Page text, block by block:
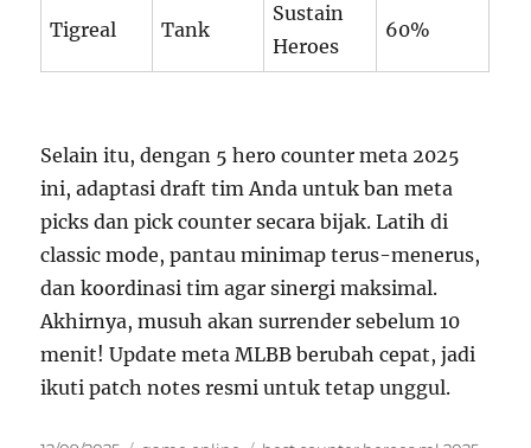
Tigreal Tank
Sustain
Heroes
60%
Selain itu, dengan 5 hero counter meta 2025
ini, adaptasi draft tim Anda untuk ban meta
picks dan pick counter secara bijak. Latih di
classic mode, pantau minimap terus-menerus,
dan koordinasi tim agar sinergi maksimal.
Akhirnya, musuh akan surrender sebelum 10
menit! Update meta MLBB berubah cepat, jadi
ikuti patch notes resmi untuk tetap unggul.